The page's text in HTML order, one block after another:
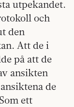
utpekandet.
och
den
Att de i
på att de
ansikten
de
ett